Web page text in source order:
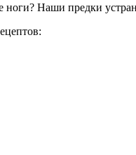
ноги? Наши предки